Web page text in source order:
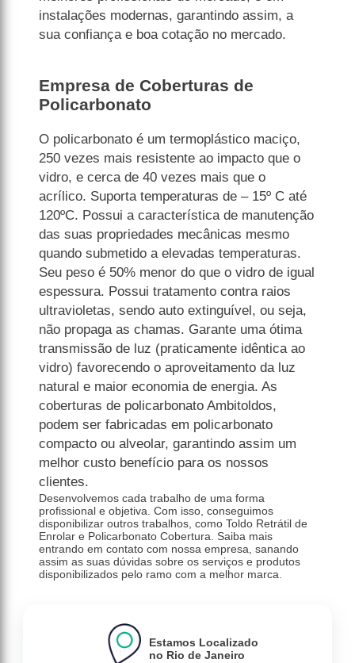
instalações modernas, garantindo assim, a
sua confiança e boa cotação no mercado.
Empresa de Coberturas de
Policarbonato
O policarbonato é um termoplástico maciço,
250 vezes mais resistente ao impacto que o
vidro, e cerca de 40 vezes mais que o
acrílico. Suporta temperaturas de – 15º C até
120ºC. Possui a característica de manutenção
das suas propriedades mecânicas mesmo
quando submetido a elevadas temperaturas.
Seu peso é 50% menor do que o vidro de igual
espessura. Possui tratamento contra raios
ultravioletas, sendo auto extinguível, ou seja,
não propaga as chamas. Garante uma ótima
transmissão de luz (praticamente idêntica ao
vidro) favorecendo o aproveitamento da luz
natural e maior economia de energia. As
coberturas de policarbonato Ambitoldos,
podem ser fabricadas em policarbonato
compacto ou alveolar, garantindo assim um
melhor custo benefício para os nossos
clientes.
Desenvolvemos cada trabalho de uma forma
profissional e objetiva. Com isso, conseguimos
disponibilizar outros trabalhos, como Toldo Retrátil de
Enrolar e Policarbonato Cobertura. Saiba mais
entrando em contato com nossa empresa, sanando
assim as suas dúvidas sobre os serviços e produtos
disponibilizados pelo ramo com a melhor marca.
Estamos Localizado
no Rio de Janeiro